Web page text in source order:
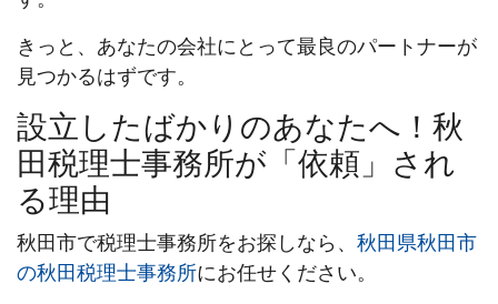
きっと、あなたの会社にとって最良のパートナーが
見つかるはずです。
設立したばかりのあなたへ！秋
田税理士事務所が「依頼」され
る理由
秋田市で税理士事務所をお探しなら、 秋田県秋田市
の秋田税理士事務所にお任せください。